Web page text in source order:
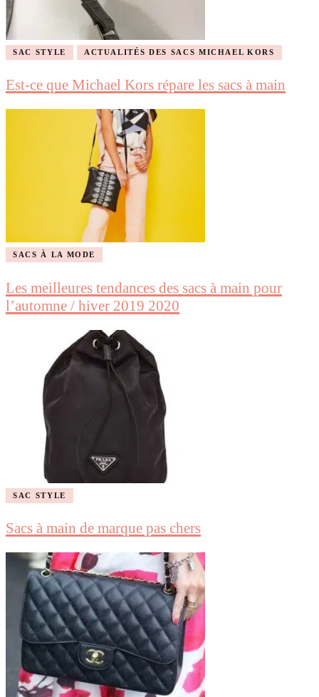
SAC STYLE ACTUALITÉS DES SACS MICHAEL KORS
Est-ce que Michael Kors répare les sacs à main
SACS À LA MODE
Les meilleures tendances des sacs à main pour
l’automne / hiver 2019 2020
SAC STYLE
Sacs à main de marque pas chers